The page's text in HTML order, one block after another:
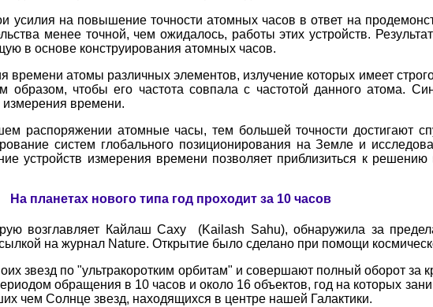
усилия на повышение точности атомных часов в ответ на
менее точной, чем ожидалось, работы этих устройств.
в основе конструирования атомных часов.
атомы различных элементов, излучение которых имеет
образом, чтобы его частота совпала с частотой данного атома.
измерения времени.
распоряжении атомные часы, тем большей точности достигают
систем глобального позиционирования на Земле и
устройств измерения времени позволяет приблизиться к
На планетах нового типа год проходит за 10 часов
возглавляет Кайлаш Саху (Kailash Sahu), обнаружила за
на журнал Nature. Открытие было сделано при помощи
звезд по "ультракоротким орбитам" и совершают полный оборот за
обращения в 10 часов и около 16 объектов, год на которых
чем Солнце звезд, находящихся в центре нашей Галактики.